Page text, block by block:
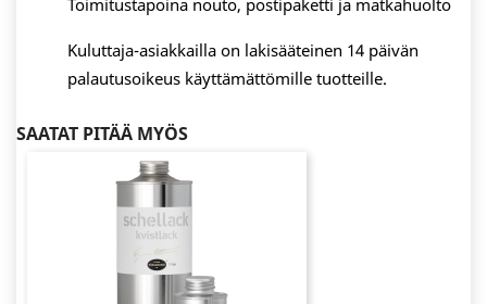
Toimitustapoina nouto, postipaketti ja matkahuolto
Kuluttaja-asiakkailla on lakisääteinen 14 päivän
palautusoikeus käyttämättömille tuotteille.
SAATAT PITÄÄ MYÖS